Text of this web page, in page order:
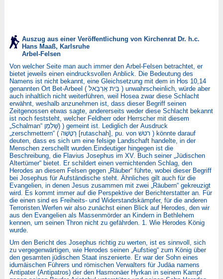
Auszug aus einer Veröffentlichung von Kirchenrat Dr. h.c.
Hans Maaß, Karlsruhe
Arbel-Felsen
Von welcher Seite man auch immer den Arbel-Felsen betrachtet, er
bietet jeweils einen eindrucksvollen Anblick. Die Bedeutung des
Namens ist nicht bekannt, eine Gleichsetzung mit dem in Hos 10,14
genannten Ort Bet-Arbeel ( בֵּית אַֽרְבֵאל ) unwahrscheinlich, würde aber
auch inhaltlich nicht weiterführen, weil Hosea zwar diese Schlacht
erwähnt, weshalb anzunehmen ist, dass dieser Begriff seinen
Zeitgenossen etwas sagte, andererseits weder diese Schlacht bekannt
ist noch feststeht, welcher Feldherr oder Herrscher mit diesem
„Schalman“ שַֽׁלְמַן) ) gemeint ist. Lediglich der Ausdruck
„zerschmettern“ ( רֻטָּשָׁה [rutaschah], pu. von רטשׁ ) könnte darauf
deuten, dass es sich um eine felsige Landschaft handelte, in der
Menschen zerschellt wurden.Eindeutiger hingegen ist die
Beschreibung, die Flavius Josephus im XV. Buch seiner „Jüdischen
Altertümer“ bietet. Er schildert einen vernichtenden Schlag, den
Herodes an diesem Felsen gegen „Räuber“ führte, wobei dieser Begriff
bei Josephus für Aufständische steht. Ähnliches gilt auch für die
Evangelien, in denen Jesus zusammen mit zwei „Räubern“ gekreuzigt
wird. Es kommt immer auf die Perspektive der Berichterstatter an. Für
die einen sind es Freiheits- und Widerstandskämpfer, für die anderen
Terroristen.Werfen wir also zunächst einen Blick auf Herodes, den wir
aus den Evangelien als Massenmörder an Kindern in Bethlehem
kennen, um seinen Thron nicht zu gefährden. 1. Wie Herodes König
wurde.
Um den Bericht des Josephus richtig zu werten, ist es sinnvoll, sich
zu vergegenwärtigen, wie Herodes seinen „Aufstieg“ zum König über
den gesamten jüdischen Staat inszenierte. Er war der Sohn eines
idumäischen Führers und römischen Verwalters für Judäa namens
Antipater (Antipatros) der den Hasmonäer Hyrkan in seinem Kampf